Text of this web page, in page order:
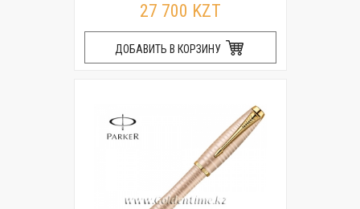
27 700 KZT
ДОБАВИТЬ В КОРЗИНУ